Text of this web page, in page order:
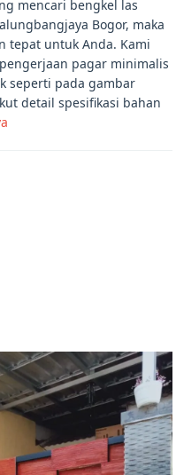
mencari bengkel las
Bogor, maka
tepat untuk Anda. Kami
pagar minimalis
seperti pada gambar
detail spesifikasi bahan